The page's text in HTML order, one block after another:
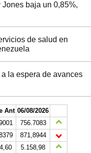
baja un 0,85%,
de salud en
la espera de avances
Ant 06/08/2026
756.7083
871,8944
5.158,98